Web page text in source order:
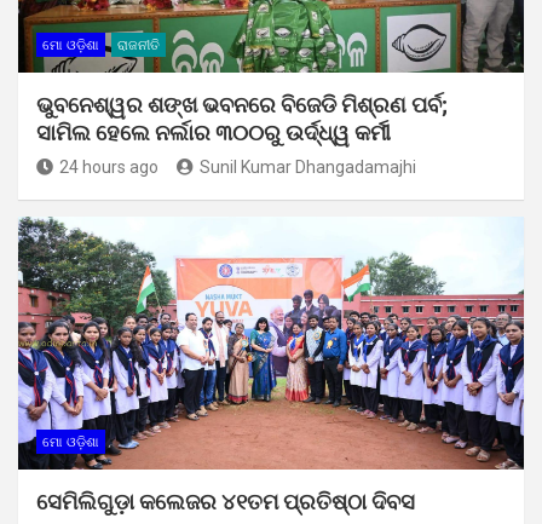
ମୋ ଓଡ଼ିଶା ରାଜନୀତି
ଭୁବନେଶ୍ୱର ଶଙ୍ଖ ଭବନରେ ବିଜେଡି ମିଶ୍ରଣ ପର୍ବ;
ସାମିଲ ହେଲେ ନର୍ଲାର ୩୦୦ରୁ ଉର୍ଦ୍ଧ୍ୱ କର୍ମୀ
24 hours ago Sunil Kumar Dhangadamajhi
ମୋ ଓଡ଼ିଶା
ସେମିଲିଗୁଡ଼ା କଲେଜର ୪୧ତମ ପ୍ରତିଷ୍ଠା ଦିବସ